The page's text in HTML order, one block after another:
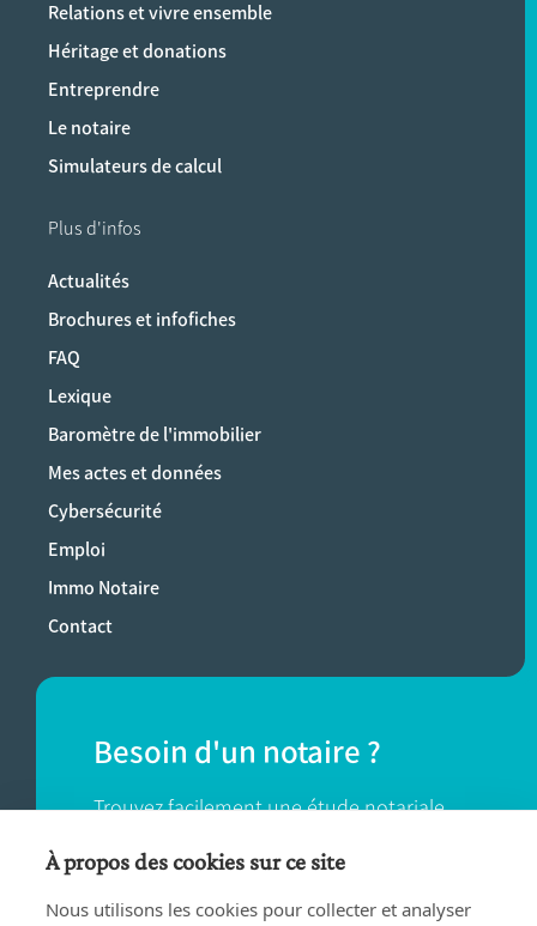
Relations et vivre ensemble
Héritage et donations
Entreprendre
Le notaire
Simulateurs de calcul
Plus d'infos
Actualités
Brochures et infofiches
FAQ
Lexique
Baromètre de l'immobilier
Mes actes et données
Cybersécurité
Emploi
Immo Notaire
Contact
Besoin d'un notaire ?
Trouvez facilement une étude notariale
près de chez vous.
TROUVER UN NOTAIRE
À propos des cookies sur ce site
Nous utilisons les cookies pour collecter et analyser